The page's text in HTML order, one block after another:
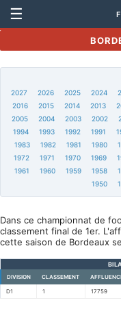
☰
2027
2026 2025 2024
2016
2015 2014 2013
2005
2004 2003 2002
1994
1993 1992 1991
1983
1982 1981 1980
1972
1971 1970 1969
1961
1960 1959 1958
1950
Dans ce championnat de
classement final de 1er.
cette saison de Bordeaux
DIVISION CLASSEMENT
D1 1 17759